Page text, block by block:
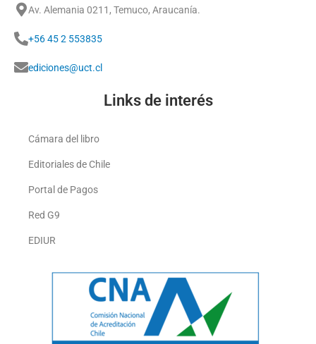
Av. Alemania 0211, Temuco, Araucanía.
+56 45 2 553835
ediciones@uct.cl
Links de interés
Cámara del libro
Editoriales de Chile
Portal de Pagos
Red G9
EDIUR